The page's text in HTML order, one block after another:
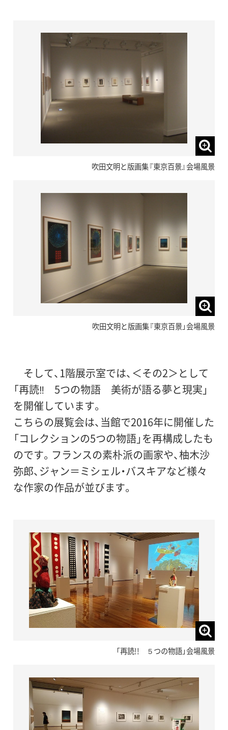
吹田文明と版画集『東京百景』会場風景
吹田文明と版画集『東京百景」会場風景
そして、1階展示室では、＜その2＞として
「再読‼ 5つの物語 美術が語る夢と現実」
を開催しています。
こちらの展覧会は、当館で2016年に開催した
「コレクションの5つの物語」を再構成したも
のです。フランスの素朴派の画家や、柚木沙
弥郎、ジャン＝ミシェル・バスキアなど様々
な作家の作品が並びます。
「再読!! ５つの物語」会場風景